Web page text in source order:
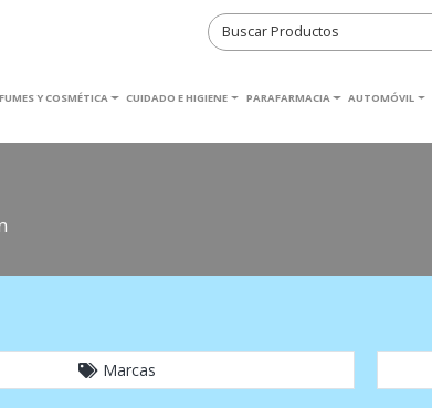
Y COSMÉTICA CUIDADO E HIGIENE PARAFARMACIA AUTOMÓVIL
Marcas